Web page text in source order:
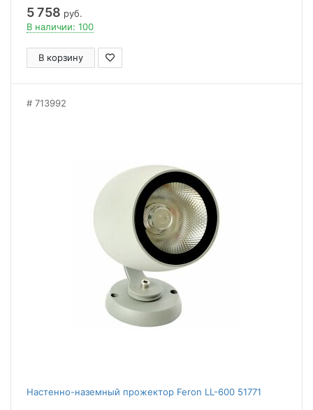
5 758 руб.
В наличии: 100
В корзину
713992
Настенно-наземный прожектор Feron LL-600 51771